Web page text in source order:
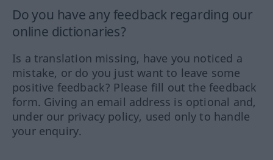
Do you have any feedback regarding our
online dictionaries?
Is a translation missing, have you noticed a
mistake, or do you just want to leave some
positive feedback? Please fill out the feedback
form. Giving an email address is optional and,
under our privacy policy, used only to handle
your enquiry.